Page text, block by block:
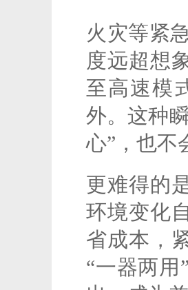
火 灾等紧
度远超想
至高速模
外。这种
心”，也不
更难得的
环境变化
省成本，
“一器两